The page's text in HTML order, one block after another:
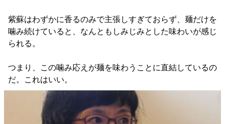
紫蘇はわずかに香るのみで主張しすぎておらず、麺だけを
噛み続けていると、なんともしみじみとした味わいが感じ
られる。
つまり、この噛み応えが麺を味わうことに直結しているの
だ。これはいい。